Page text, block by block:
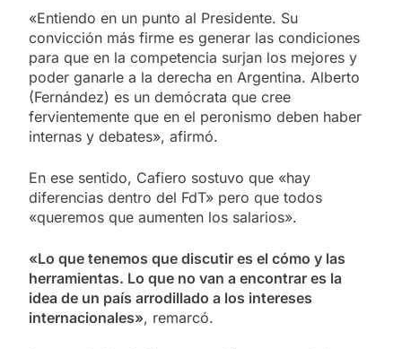
«Entiendo en un punto al Presidente. Su
convicción más firme es generar las condiciones
para que en la competencia surjan los mejores y
poder ganarle a la derecha en Argentina. Alberto
(Fernández) es un demócrata que cree
fervientemente que en el peronismo deben haber
internas y debates», afirmó.
En ese sentido, Cafiero sostuvo que «hay
diferencias dentro del FdT» pero que todos
«queremos que aumenten los salarios».
«Lo que tenemos que discutir es el cómo y las
herramientas. Lo que no van a encontrar es la
idea de un país arrodillado a los intereses
internacionales», remarcó.